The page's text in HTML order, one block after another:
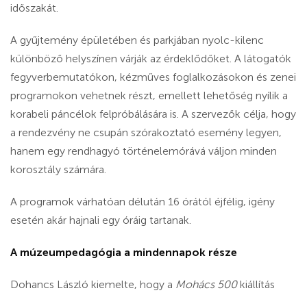
időszakát.
A gyűjtemény épületében és parkjában nyolc-kilenc
különböző helyszínen várják az érdeklődőket. A látogatók
fegyverbemutatókon, kézműves foglalkozásokon és zenei
programokon vehetnek részt, emellett lehetőség nyílik a
korabeli páncélok felpróbálására is. A szervezők célja, hogy
a rendezvény ne csupán szórakoztató esemény legyen,
hanem egy rendhagyó történelemórává váljon minden
korosztály számára.
A programok várhatóan délután 16 órától éjfélig, igény
esetén akár hajnali egy óráig tartanak.
A múzeumpedagógia a mindennapok része
Dohancs László kiemelte, hogy a Mohács 500kiállítás